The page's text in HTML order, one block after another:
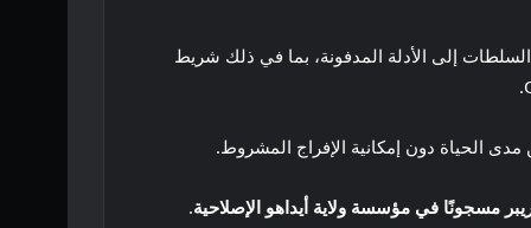
إلى الأدلة المدفونة، بما في ذلك شريط
مسجونًا في مؤسسة ولاية أيداهو الإصلاحية.